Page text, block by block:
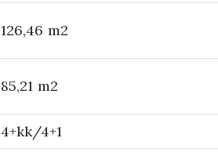
126,46 m2
85,21 m2
4+kk/4+1